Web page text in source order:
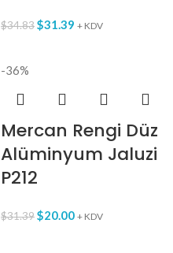
$34.83$31.39 + KDV
-36%
Mercan Rengi Düz
Alüminyum Jaluzi
P212
$31.39$20.00 + KDV